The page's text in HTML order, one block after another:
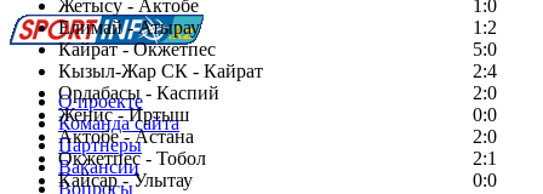
Жетысу - Актобе
1:0
Елимай - Атырау
1:2
Кайрат - Окжетпес
5:0
Кызыл-Жар СК - Кайрат
2:4
Ордабасы - Каспий
2:0
Женис - Иртыш
0:0
Актобе - Астана
2:0
Окжетпес - Тобол
2:1
Кайсар - Улытау
0:0
О проекте
Команда сайта
Партнеры
Вакансии
Вопросы